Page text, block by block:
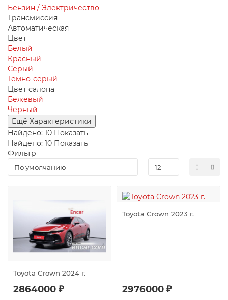
Бензин / Электричество
Трансмиссия
Автоматическая
Цвет
Белый
Красный
Серый
Тёмно-серый
Цвет салона
Бежевый
Черный
Ещё Характеристики
Найдено: 10 Показать
Найдено: 10 Показать
Фильтр
Toyota Crown 2024 г.
2864000 ₽
Toyota Crown 2023 г.
2976000 ₽